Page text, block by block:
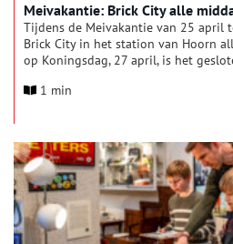
Meivakantie: Brick City alle
Tijdens de Meivakantie van 25 april
Brick City in het station van Hoorn
op Koningsdag, 27 april, is het
monumenten in LEGO te
diorama rijden treinen en vliegen
met miljoenen steentjes.
1 min